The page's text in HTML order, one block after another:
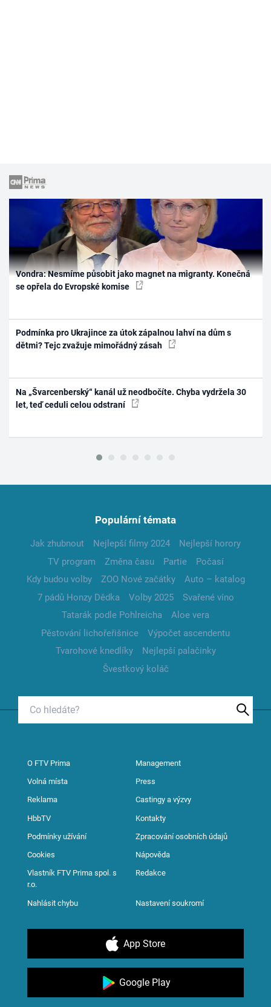
Vondra: Nesmíme působit jako magnet na migranty. Konečná
se opřela do Evropské komise
Podmínka pro Ukrajince za útok zápalnou lahví na dům s
dětmi? Tejc zvažuje mimořádný zásah
Na „Švarcenberský“ kanál už neodbočíte. Chyba vydržela 30
let, teď ceduli celou odstraní
Populární témata
Jak zhubnout Nejlepší filmy 2024
Nejlepší horory
TV program
Změna času Partie
Počasí
Kdy budou volby
ZOO Nové začátky
Auto – katalog
7 pádů Honzy Dědka
Volby 2025
Svařené víno
Tatarák podle Pohlreicha
Aloe vera
Pěstování lichořeřišnice
Výpočet ascendentu
Tvarohové knedlíky
Nejlepší palačinky
Švestkový koláč
O FTV Prima Management
Volná místa Press
Reklama Castingy a výzvy
HbbTV Kontakty
Podmínky užívání Zpracování osobních údajů
Cookies Nápověda
Vlastník FTV Prima spol. s
r.o.
Redakce
Nahlásit chybu Nastavení soukromí
App Store
Google Play